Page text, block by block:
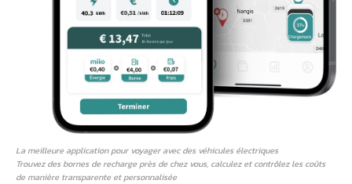
La meilleure application pour voyager avec des véhicules électriques
Trouvez des bornes de recharge près de chez vous, calculez et contrôlez les coûts
de manière transparente et personnalisée